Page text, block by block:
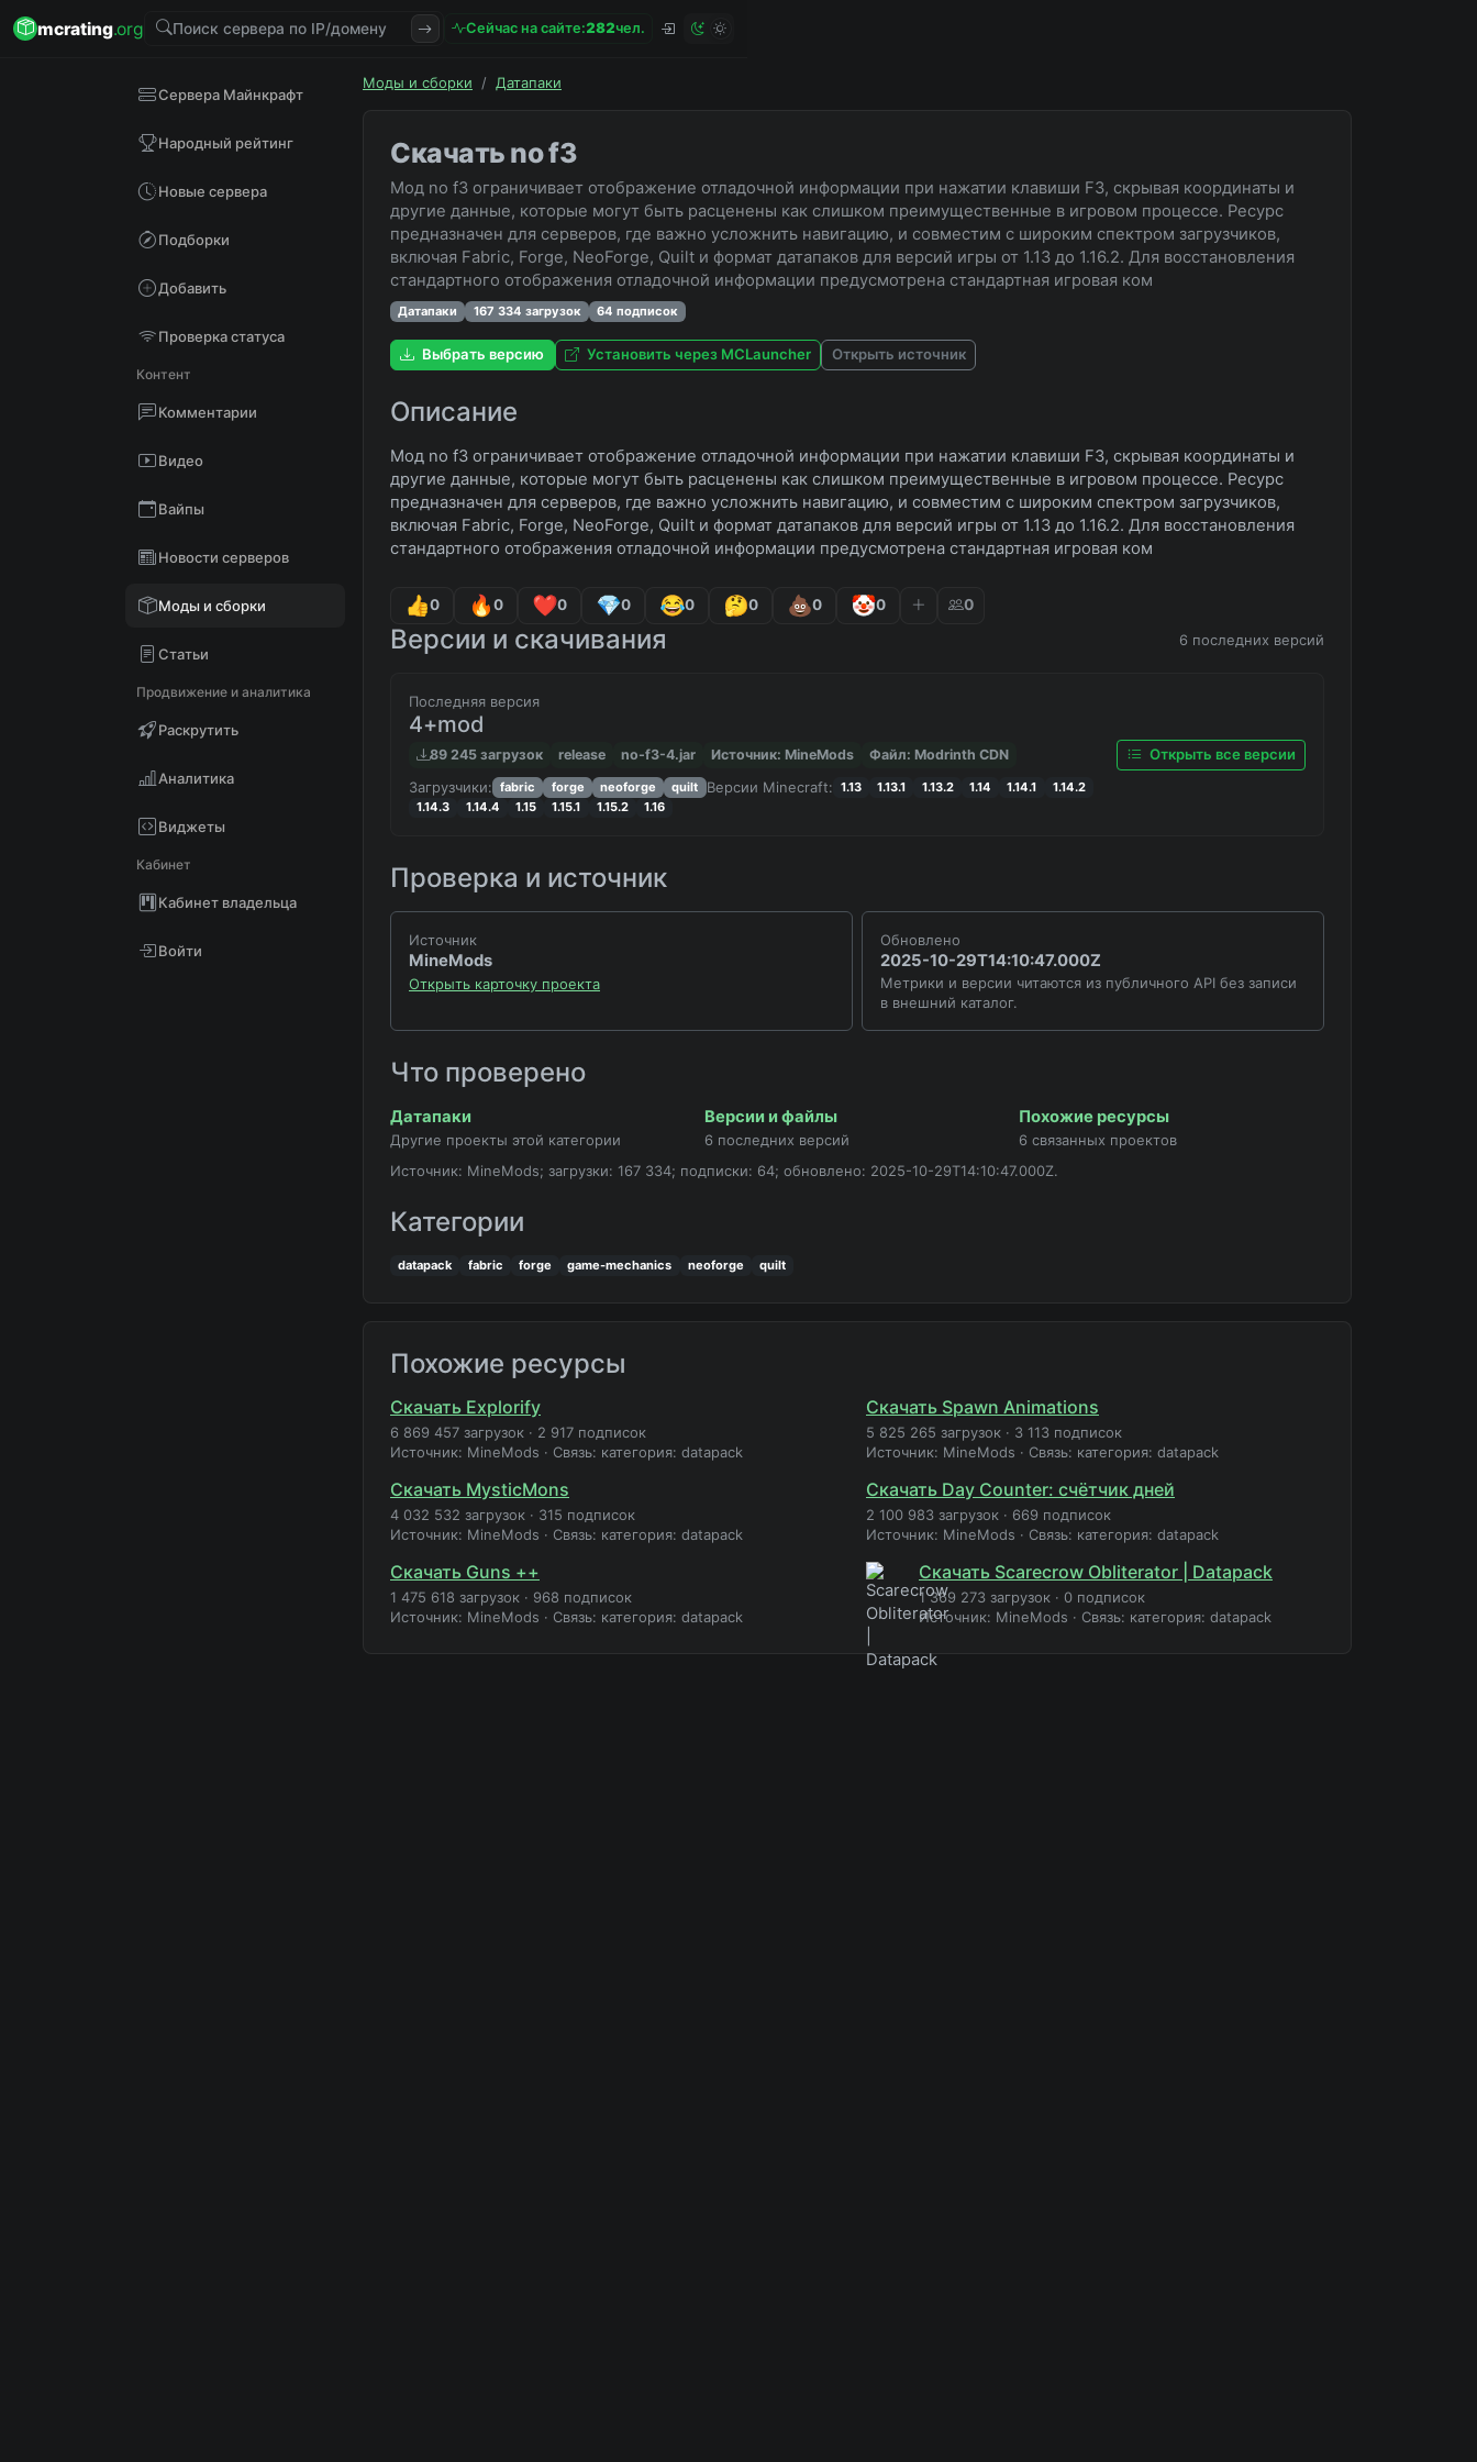
mcrating.org Сейчас на сайте:282чел.
Сервера Майнкрафт
Народный рейтинг
Новые сервера
Подборки
Добавить
Проверка статуса
Контент
Комментарии
Видео
Вайпы
Новости серверов
Моды и сборки
Статьи
Продвижение и аналитика
Раскрутить
Аналитика
Виджеты
Кабинет
Кабинет владельца
Войти
Моды и сборки / Датапаки
Скачать no f3
Мод no f3 ограничивает отображение отладочной информации при нажатии клавиши F3, скрывая координаты и
другие данные, которые могут быть расценены как слишком преимущественные в игровом процессе. Ресурс
предназначен для серверов, где важно усложнить навигацию, и совместим с широким спектром загрузчиков,
включая Fabric, Forge, NeoForge, Quilt и формат датапаков для версий игры от 1.13 до 1.16.2. Для восстановления
стандартного отображения отладочной информации предусмотрена стандартная игровая ком
Датапаки 167 334 загрузок 64 подписок
Выбрать версию Установить через MCLauncher Открыть источник
Описание
Мод no f3 ограничивает отображение отладочной информации при нажатии клавиши F3, скрывая координаты и
другие данные, которые могут быть расценены как слишком преимущественные в игровом процессе. Ресурс
предназначен для серверов, где важно усложнить навигацию, и совместим с широким спектром загрузчиков,
включая Fabric, Forge, NeoForge, Quilt и формат датапаков для версий игры от 1.13 до 1.16.2. Для восстановления
стандартного отображения отладочной информации предусмотрена стандартная игровая ком
0 0 0 0 0 0 0 0 0
Версии и скачивания 6 последних версий
Последняя версия
4+mod
89 245 загрузок release no-f3-4.jar Источник: MineMods Файл: Modrinth CDN
Загрузчики: fabric forge neoforge quilt Версии Minecraft: 1.13 1.13.1 1.13.2 1.14 1.14.1
1.14.2
1.14.3
1.14.4 1.15 1.15.1 1.15.2 1.16
Открыть все версии
Проверка и источник
Источник
MineMods
Открыть карточку проекта
Обновлено
2025-10-29T14:10:47.000Z
Метрики и версии читаются из публичного API без записи
в внешний каталог.
Что проверено
Датапаки
Другие проекты этой категории
Версии и файлы
6 последних версий
Похожие ресурсы
6 связанных проектов
Источник: MineMods; загрузки: 167 334; подписки: 64; обновлено: 2025-10-29T14:10:47.000Z.
Категории
datapack fabric forge game-mechanics neoforge quilt
Похожие ресурсы
Скачать Explorify
6 869 457 загрузок · 2 917 подписок
Источник: MineMods · Связь: категория: datapack
Скачать Spawn Animations
5 825 265 загрузок · 3 113 подписок
Источник: MineMods · Связь: категория: datapack
Скачать MysticMons
4 032 532 загрузок · 315 подписок
Источник: MineMods · Связь: категория: datapack
Скачать Day Counter: счётчик дней
2 100 983 загрузок · 669 подписок
Источник: MineMods · Связь: категория: datapack
Скачать Guns ++
1 475 618 загрузок · 968 подписок
Источник: MineMods · Связь: категория: datapack
Скачать Scarecrow Obliterator | Datapack
1 369 273 загрузок · 0 подписок
Источник: MineMods · Связь: категория: datapack